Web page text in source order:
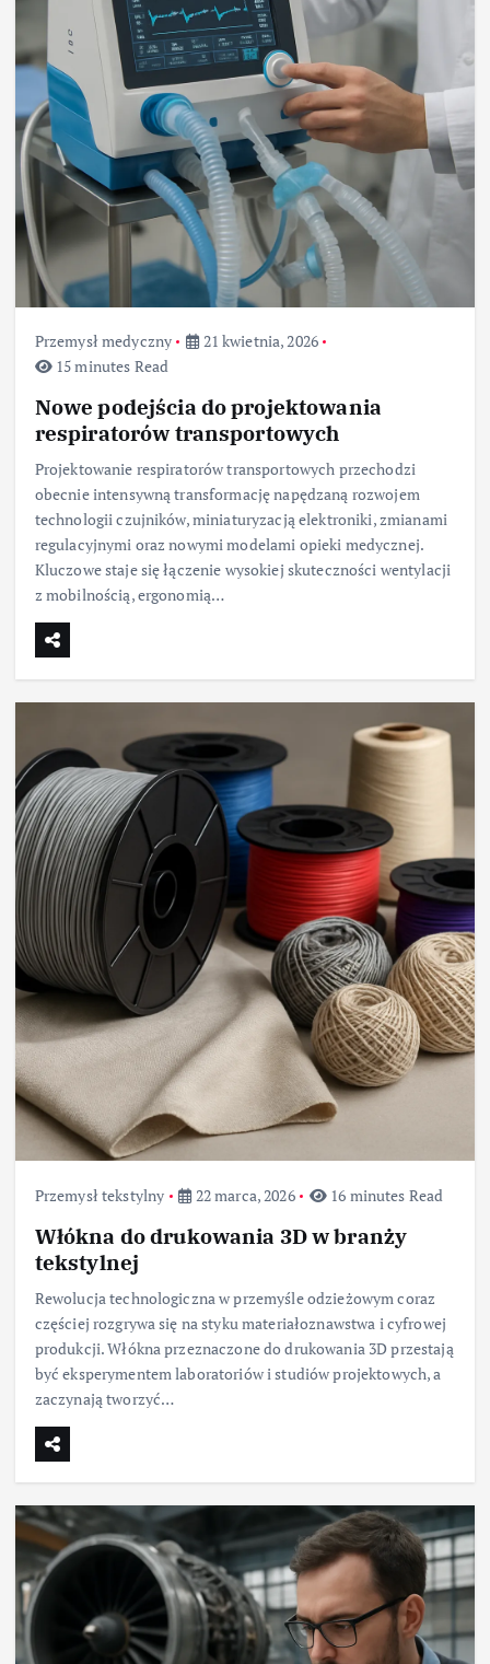
Przemysł medyczny
21 kwietnia, 2026
15 minutes Read
Nowe podejścia do projektowania
respiratorów transportowych
Projektowanie respiratorów transportowych przechodzi
obecnie intensywną transformację napędzaną rozwojem
technologii czujników, miniaturyzacją elektroniki, zmianami
regulacyjnymi oraz nowymi modelami opieki medycznej.
Kluczowe staje się łączenie wysokiej skuteczności wentylacji
z mobilnością, ergonomią…
Przemysł tekstylny 22 marca, 2026 16 minutes Read
Włókna do drukowania 3D w branży
tekstylnej
Rewolucja technologiczna w przemyśle odzieżowym coraz
częściej rozgrywa się na styku materiałoznawstwa i cyfrowej
produkcji. Włókna przeznaczone do drukowania 3D przestają
być eksperymentem laboratoriów i studiów projektowych, a
zaczynają tworzyć…